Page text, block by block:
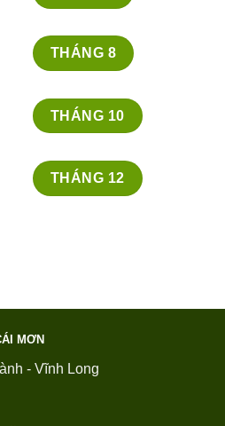
THÁNG 8
THÁNG 10
THÁNG 12
MƠN
- Vĩnh Long